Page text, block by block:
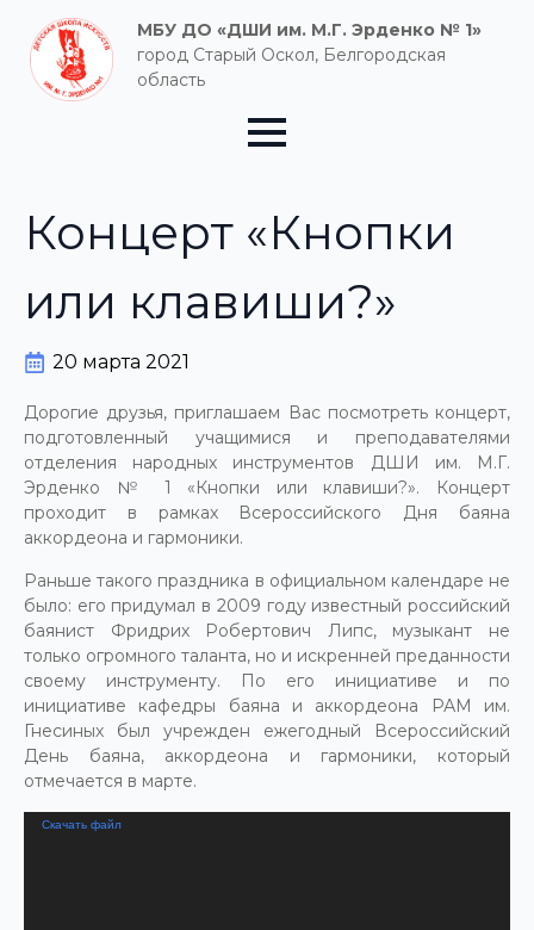
МБУ ДО «ДШИ им. М.Г. Эрденко № 1»
город Старый Оскол, Белгородская
область
Концерт «Кнопки
или клавиши?»
20 марта 2021
Дорогие друзья, приглашаем Вас посмотреть концерт,
подготовленный учащимися и преподавателями
отделения народных инструментов ДШИ им. М.Г.
Эрденко № 1 «Кнопки или клавиши?». Концерт
проходит в рамках Всероссийского Дня баяна
аккордеона и гармоники.
Раньше такого праздника в официальном календаре не
было: его придумал в 2009 году известный российский
баянист Фридрих Робертович Липс, музыкант не
только огромного таланта, но и искренней преданности
своему инструменту. По его инициативе и по
инициативе кафедры баяна и аккордеона РАМ им.
Гнесиных был учрежден ежегодный Всероссийский
День баяна, аккордеона и гармоники, который
отмечается в марте.
Видеоплеер
Скачать файл